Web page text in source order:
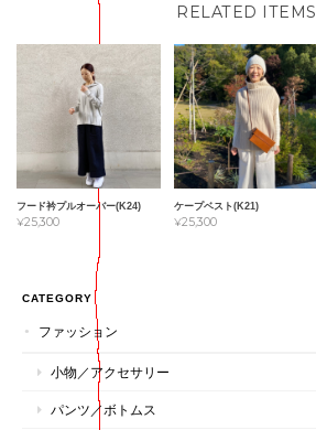
RELATED ITEMS
フード衿プルオーバー(K24)
¥25,300
ケープベスト(K21)
¥25,300
CATEGORY
ファッション
小物／アクセサリー
パンツ／ボトムス